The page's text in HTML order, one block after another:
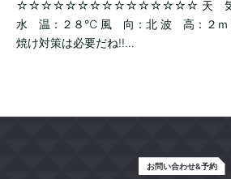
☆☆☆☆☆☆☆☆☆☆☆☆☆☆☆ 天 気：
水 温：２８℃ 風 向：北 波 高：２ｍ
焼け対策は必要だね!!…
お問い合わせ&予約